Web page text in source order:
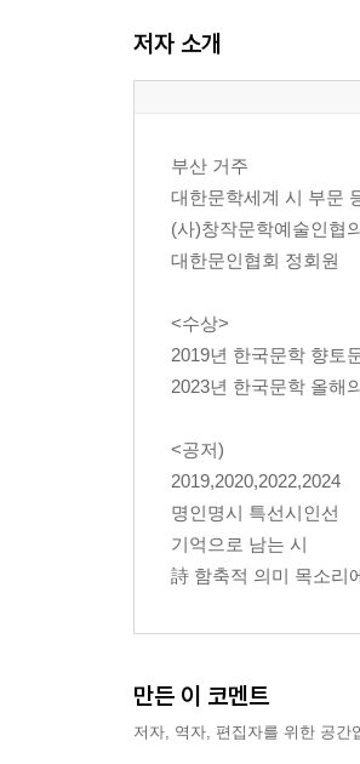
풍경 소리 / 30
인생 / 32
첫사랑2 / 37
독백 / 38
청사포 여름밤 / 40
지금 이 순간 / 41
생과 사 / 44
초로인생 / 45
지금 문밖에는 / 46
거미줄 / 48
詩人의 손끝에서 / 49
세 치 혀로 / 50
가을은 낙엽에 젖고 / 51
인동초 / 52
첫 느낌 그대로 / 58
침묵처럼 새겨라 / 59
저자 소개
부산 거주
대한문학세계 시 부문
(사)창작문학예술인협
대한문인협회 정회원
<수상>
2019년 한국문학 향토
2023년 한국문학 올해
<공저)
2019,2020,2022,2024
명인명시 특선시인선
기억으로 남는 시
詩 함축적 의미 목소리
만든 이 코멘트
저자, 역자, 편집자를 위한 공간